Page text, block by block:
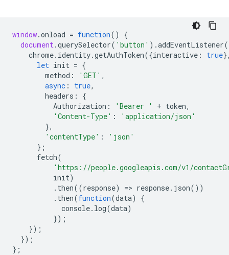
window.onload = function()
{
document.querySelector( 'button' ).addEventListener(
chrome. identity.getAuthToken({interactive : true
let init = {
method : 'GET' ,
async : true,
headers :
{
Authorization : 'Bearer ' + token,
'Content-Type' :
'application/json'
},
'contentType' :
'json'
};
fetch(
'https://people.googleapis.com/v1/
init)
. then((response) => response. json())
. then(function(data)
{
console. log(data)
});
});
});
};